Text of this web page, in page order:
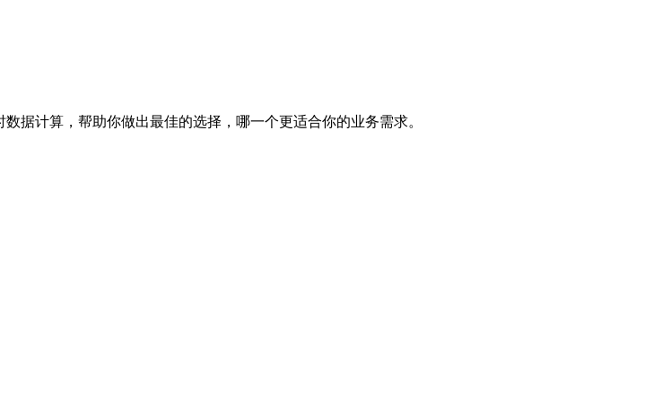
据计算，帮助你做出最佳的选择，哪一个更适合你的业务需求。